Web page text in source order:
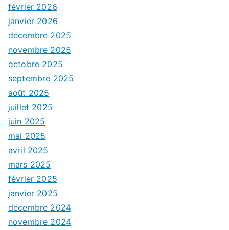
février 2026
janvier 2026
décembre 2025
novembre 2025
octobre 2025
septembre 2025
août 2025
juillet 2025
juin 2025
mai 2025
avril 2025
mars 2025
février 2025
janvier 2025
décembre 2024
novembre 2024